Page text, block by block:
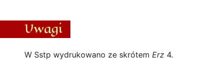
Uwagi
W Sstp wydrukowano ze skrótem Erz 4.